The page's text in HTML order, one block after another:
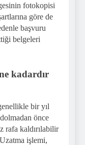
fotokopisi
göre de
başvuru
belgeleri
kadardır
bir yıl
önce
rafa kaldırılabilir
işlemi,